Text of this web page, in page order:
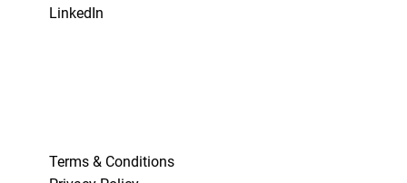
LinkedIn
Terms & Conditions